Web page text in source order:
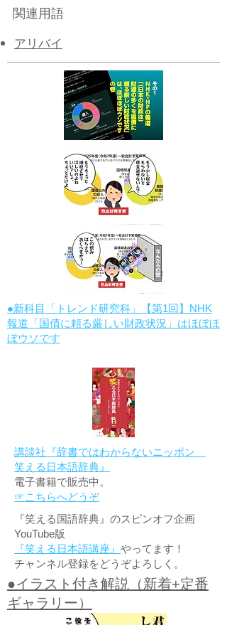
関連用語
アリバイ
●新科目「トレンド研究科」【第1回】NHK
報道「国債に頼る厳しい財政状況」はほぼほ
ぼウソです
講談社『辞書ではわからないニッポン
笑える日本語辞典』
電子書籍で販売中。
☞こちらへどうぞ
『笑える国語辞典』のスピンオフ企画
YouTube版
『笑える日本語講座』 やってます！
チャンネル登録をどうぞよろしく。
●イラスト付き解説（新着+定番
ギャラリー）